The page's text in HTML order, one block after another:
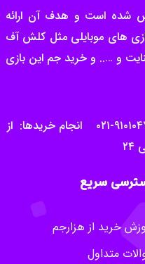
جم در سال ۱۳۹۳ تاسیس شده است و هدف آن ارائه
های موبایلی مثل کلش آف
و ….. و خرید جم این بازی
پاسخگویی تلفنی (ساعات اداری): ۹۱۰۱۰۴۷۱-۰۲۱ انجام خریدها: از
سریع
خرید از هزارجم
متداول